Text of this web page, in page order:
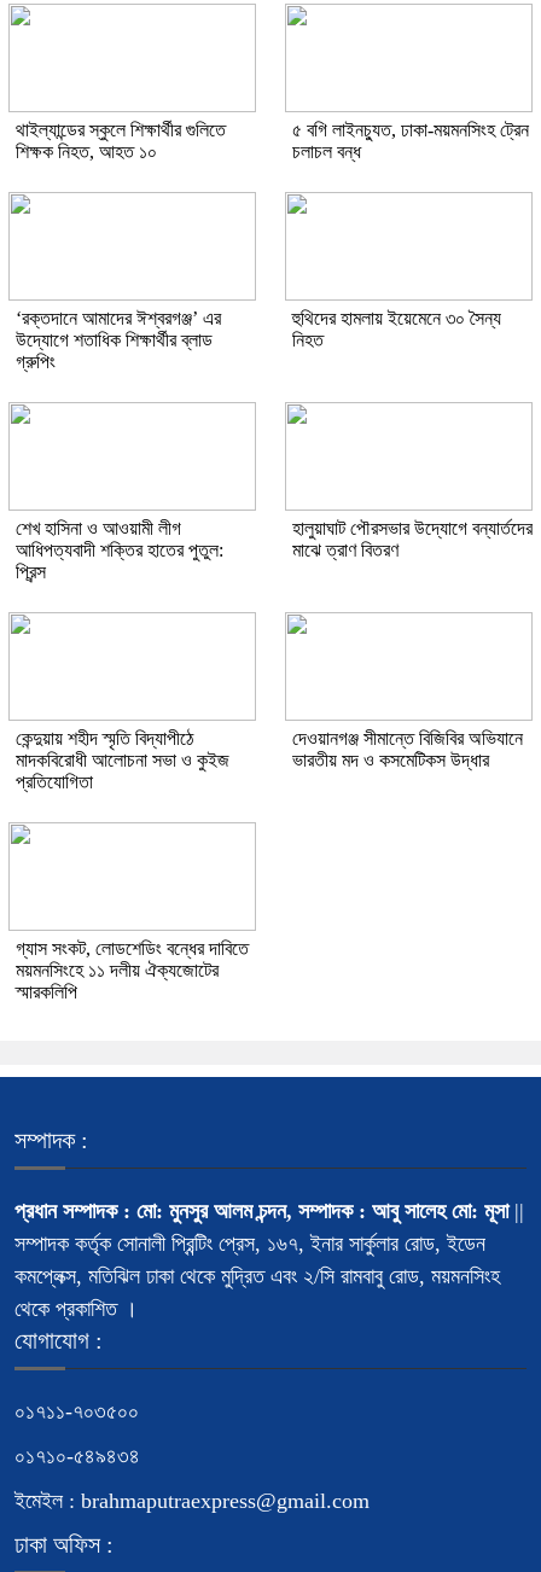
থাইল্যান্ডের স্কুলে শিক্ষার্থীর গুলিতে
শিক্ষক নিহত, আহত ১০
৫ বগি লাইনচ্যুত, ঢাকা-ময়মনসিংহ ট্রেন
চলাচল বন্ধ
‘রক্তদানে আমাদের ঈশ্বরগঞ্জ’ এর
উদ্যোগে শতাধিক শিক্ষার্থীর ব্লাড
গ্রুপিং
হুথিদের হামলায় ইয়েমেনে ৩০ সৈন্য
নিহত
শেখ হাসিনা ও আওয়ামী লীগ
আধিপত্যবাদী শক্তির হাতের পুতুল:
প্রিন্স
হালুয়াঘাট পৌরসভার উদ্যোগে বন্যার্তদের
মাঝে ত্রাণ বিতরণ
কেন্দুয়ায় শহীদ স্মৃতি বিদ্যাপীঠে
মাদকবিরোধী আলোচনা সভা ও কুইজ
প্রতিযোগিতা
দেওয়ানগঞ্জ সীমান্তে বিজিবির অভিযানে
ভারতীয় মদ ও কসমেটিকস উদ্ধার
গ্যাস সংকট, লোডশেডিং বন্ধের দাবিতে
ময়মনসিংহে ১১ দলীয় ঐক্যজোটের
স্মারকলিপি
সম্পাদক :
প্রধান সম্পাদক : মো: মুনসুর আলম চন্দন, সম্পাদক : আবু সালেহ মো: মূসা||
সম্পাদক কর্তৃক সোনালী প্রিন্টিং প্রেস, ১৬৭, ইনার সার্কুলার রোড, ইডেন
কমপ্লেক্স, মতিঝিল ঢাকা থেকে মুদ্রিত এবং ২/সি রামবাবু রোড, ময়মনসিংহ
থেকে প্রকাশিত ।
যোগাযোগ :
০১৭১১-৭০৩৫০০
০১৭১০-৫৪৯৪৩৪
ইমেইল : brahmaputraexpress@gmail.com
ঢাকা অফিস :